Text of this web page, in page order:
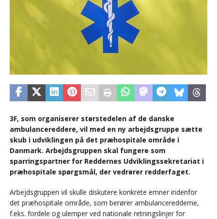
3F, som organiserer størstedelen af de danske
ambulancereddere, vil med en ny arbejdsgruppe sætte
skub i udviklingen på det præhospitale område i
Danmark. Arbejdsgruppen skal fungere som
sparringspartner for Reddernes Udviklingssekretariat i
præhospitale spørgsmål, der vedrører redderfaget.
Arbejdsgruppen vil skulle diskutere konkrete emner indenfor
det præhospitale område, som berører ambulanceredderne,
f.eks. fordele og ulemper ved nationale retningslinjer for